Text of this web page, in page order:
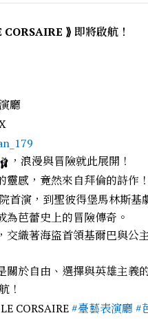
⟫ 即將啟航！
廳
，浪漫與冒險就此展開！
靈感，竟然來自拜倫的詩作！
首演，到聖彼得堡馬林斯基
為芭蕾史上的冒險傳奇。
交織著海盜首領基爾巴與公
關於自由、選擇與英雄主義
！
CORSAIRE#臺藝表演廳#